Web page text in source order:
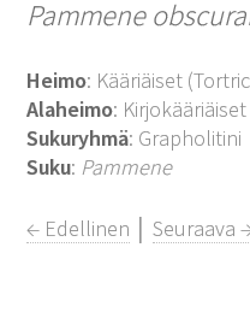
Pammene
Heimo: Kääriäiset
Alaheimo:
Sukuryhmä: Grapholitini
Suku: Pammene
← Edellinen │Seuraava